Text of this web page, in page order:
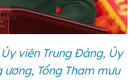
viên Trung Đảng, Ủy
ương, Tổng Tham mưu